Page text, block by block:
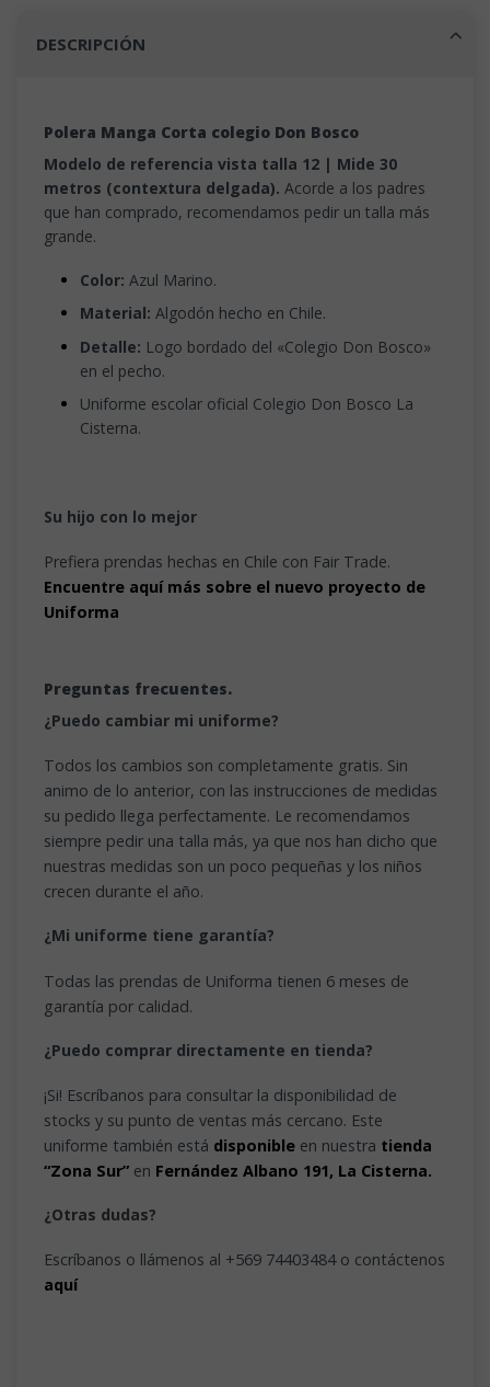
DESCRIPCIÓN
Polera Manga Corta colegio Don Bosco
Modelo de referencia vista talla 12 | Mide 30
metros (contextura delgada). Acorde a los padres
que han comprado, recomendamos pedir un talla más
grande.
Color: Azul Marino.
Material: Algodón hecho en Chile.
Detalle: Logo bordado del «Colegio Don Bosco»
en el pecho.
Uniforme escolar oficial Colegio Don Bosco La
Cisterna.
Su hijo con lo mejor
Prefiera prendas hechas en Chile con Fair Trade.
Encuentre aquí más sobre el nuevo proyecto de
Uniforma
Preguntas frecuentes.
¿Puedo cambiar mi uniforme?
Todos los cambios son completamente gratis. Sin
animo de lo anterior, con las instrucciones de medidas
su pedido llega perfectamente. Le recomendamos
siempre pedir una talla más, ya que nos han dicho que
nuestras medidas son un poco pequeñas y los niños
crecen durante el año.
¿Mi uniforme tiene garantía?
Todas las prendas de Uniforma tienen 6 meses de
garantía por calidad.
¿Puedo comprar directamente en tienda?
¡Si! Escríbanos para consultar la disponibilidad de
stocks y su punto de ventas más cercano. Este
uniforme también está disponible en nuestra tienda
“Zona Sur” en Fernández Albano 191, La Cisterna.
¿Otras dudas?
Escríbanos o llámenos al +569 74403484 o contáctenos
aquí